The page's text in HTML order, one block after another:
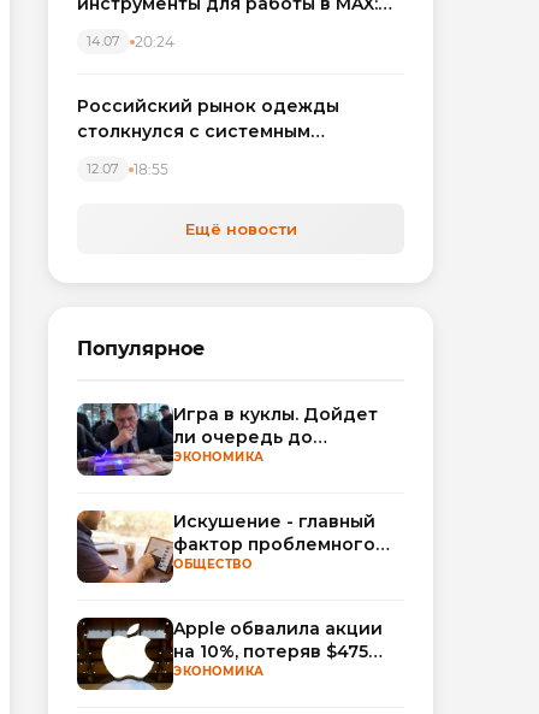
автоматизируют обработку
14.07 20:24
Российский рынок одежды
столкнулся с системным
12.07 18:55
Ещё новости
Популярное
Игра в куклы. Дойдет
ли очередь до
Миллера?
ЭКОНОМИКА
Искушение - главный
фактор проблемного
использования
ОБЩЕСТВО
Apple обвалила акции
на 10%, потеряв $475
млрд капитализации
ЭКОНОМИКА